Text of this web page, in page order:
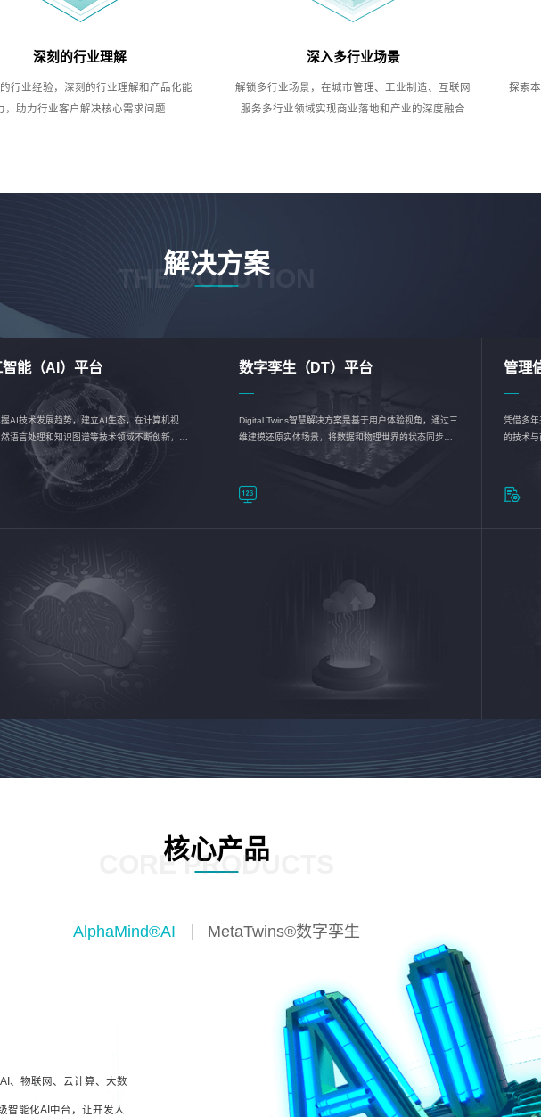
深刻的行业理解
行业经验，深刻的行业理解和产品化能
，助力行业客户解决核心需求问题
深入多行业场景
解锁多行业场景，在城市管理、工业制造、互联网
服务多行业领域实现商业落地和产业的深度融合
探索
解决方案
THE SOLUTION
智能（AI）平台
AI技术发展趋势，建立AI生态，在计算机视
语言处理和知识图谱等技术领域不断创新，持
企业数智化转型加速器—AlphaMind®AI能力开放
数字孪生（DT）平台
Digital Twins智慧解决方案是基于用户体验视角，通过三
维建模还原实体场景，将数据和物理世界的状态同步呈
现，使用户对关键数据有更直观的感受，推动各行业完
成智能化转型，实现新旧动能的转换
管理
凭借多
的技术与
优化、
核心产品
CORE PRODUCTS
AlphaMind®AI MetaTwins®数字孪生
、物联网、云计算、大数
智能化AI中台，让开发人